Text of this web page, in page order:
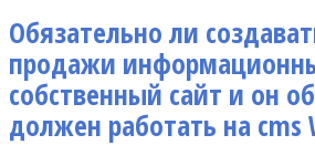
Обязательно ли
продажи
собственный сайт и он
должен работать на cms